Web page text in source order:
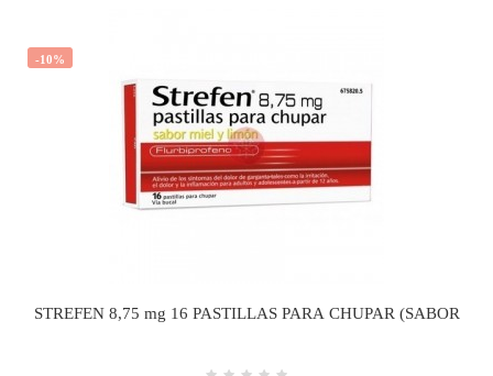
-10%
STREFEN 8,75 mg 16 PASTILLAS PARA CHUPAR (SABOR